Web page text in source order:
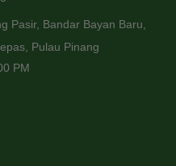
Pasir, Bandar Bayan Baru,
Pulau Pinang
PM